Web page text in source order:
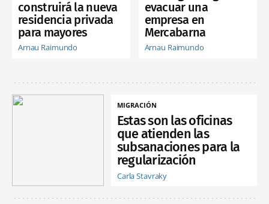
construirá la nueva
residencia privada
para mayores
Arnau Raimundo
evacuar una
empresa en
Mercabarna
Arnau Raimundo
MIGRACIÓN
Estas son las oficinas
que atienden las
subsanaciones para la
regularización
Carla Stavraky